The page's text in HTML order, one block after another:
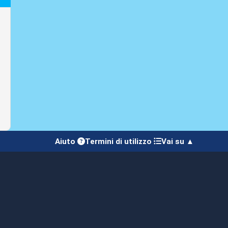
Aiuto Termini di utilizzo Vai su ▲